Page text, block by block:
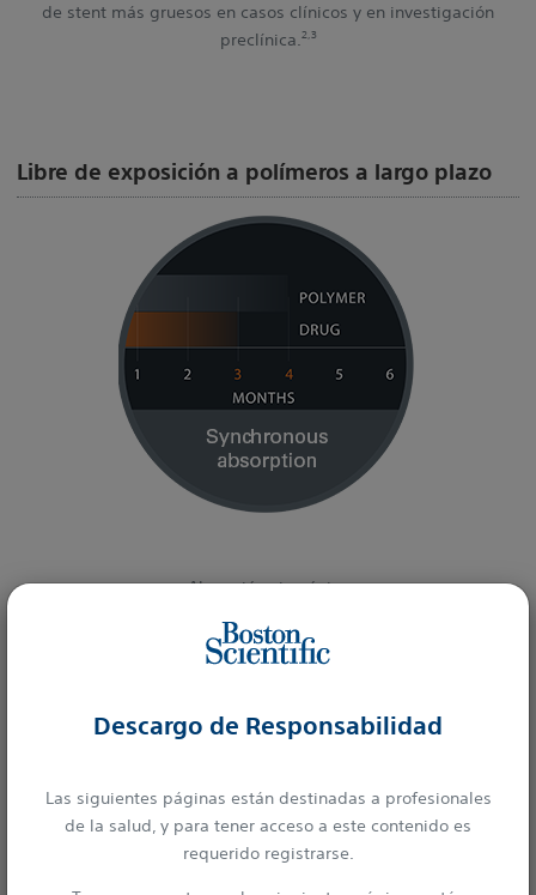
Descargo de Responsabilidad
Las siguientes páginas están destinadas a profesionales
de la salud, y para tener acceso a este contenido es
requerido registrarse.
de stent más gruesos en casos clínicos y en investigación
preclínica.2,3
Libre de exposición a polímeros a largo plazo
Absorción sincrónica
El polímero desaparece cuando ya no se necesita, poco
después de que el fármaco se eluye por completo a los tres
recipiente.
Lesiones Complejas